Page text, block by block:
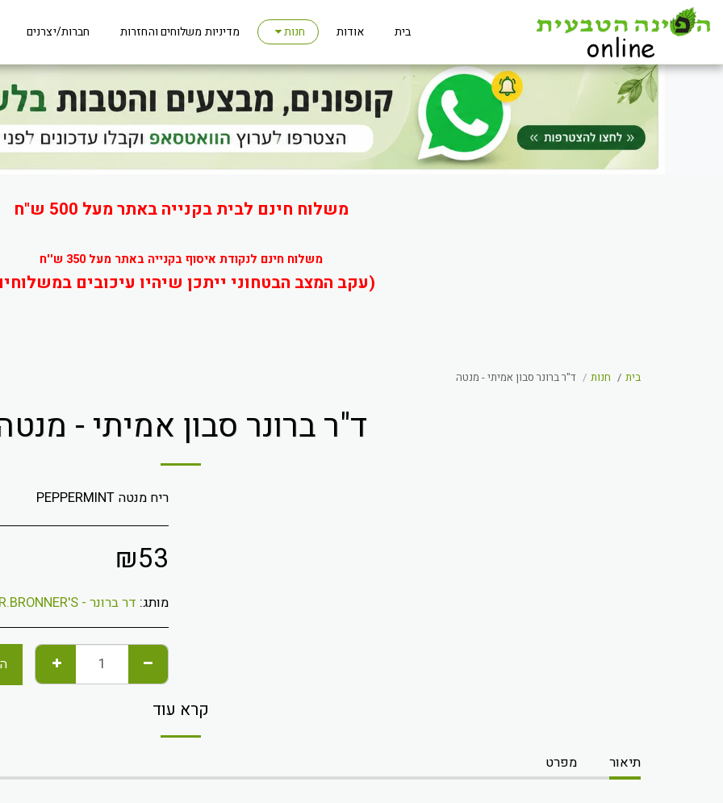
משלוח חינם לבית בקנייה באתר מעל 500 ש"ח
משלוח חינם לנקודת איסוף בקנייה באתר מעל 350 ש''ח
(עקב המצב הבטחוני ייתכן שיהיו עיכובים
בית אודות חנות מדיניות משלוחים והחזרות חברות/יצרנים
בית חנות ד"ר ברונר סבון אמיתי - מנטה
ד"ר ברונר סבון אמיתי -
ריח מנטה PEPPERMINT
₪53
מותג: דר ברונר - DR.BRONNER'S
קרא עוד
תיאור מפרט